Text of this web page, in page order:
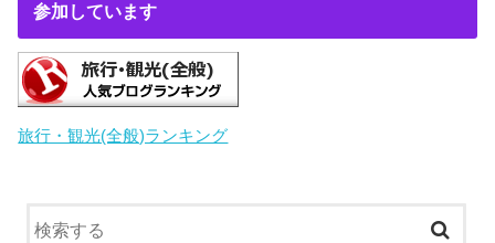
参加しています
旅行・観光(全般)ランキング